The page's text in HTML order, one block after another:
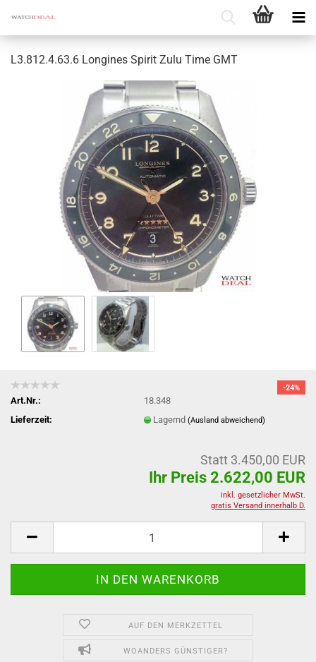
L3.812.4.63.6 Lon­gi­nes Spi­rit Zulu Time GMT
-24%
Art.Nr.:
18.348
Lieferzeit:
Lagernd(Ausland abweichend)
Statt 3.450,00 EUR
Ihr Preis 2.622,00 EUR
inkl. gesetzlicher MwSt.
gratis Versand innerhalb D.
AUF DEN MERKZETTEL
WOANDERS GÜNSTIGER?